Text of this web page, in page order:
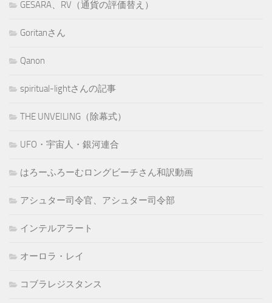
GESARA、RV（通貨の評価替え）
Goritanさん
Qanon
spiritual-lightさんの記事
THE UNVEILING（除幕式）
UFO・宇宙人・銀河連合
はろーふろーむロングビーチさん和訳動画
アシュター司令官、アシュター司令部
インテルアラート
オーロラ・レイ
コブラレジスタンス